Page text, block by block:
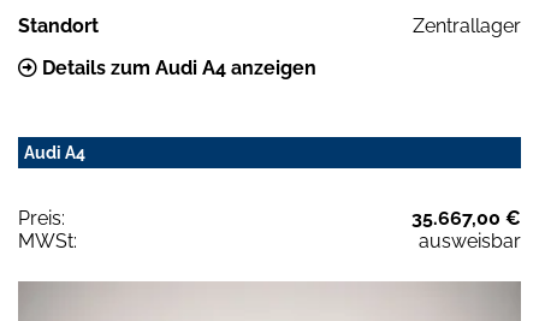
Standort
Zentrallager
Details zum Audi A4 anzeigen
Audi A4
Preis:
35.667,00 €
MWSt:
ausweisbar